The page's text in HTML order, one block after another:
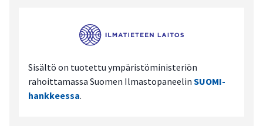
Sisältö on tuotettu ympäristöministeriön
rahoittamassa Suomen Ilmastopaneelin SUOMI-
hankkeessa.